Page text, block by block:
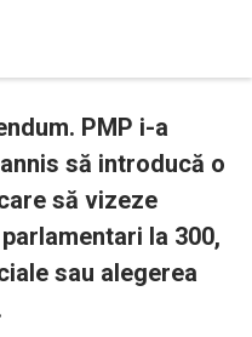
PMP i-a
să introducă o
să vizeze
la 300,
sau alegerea